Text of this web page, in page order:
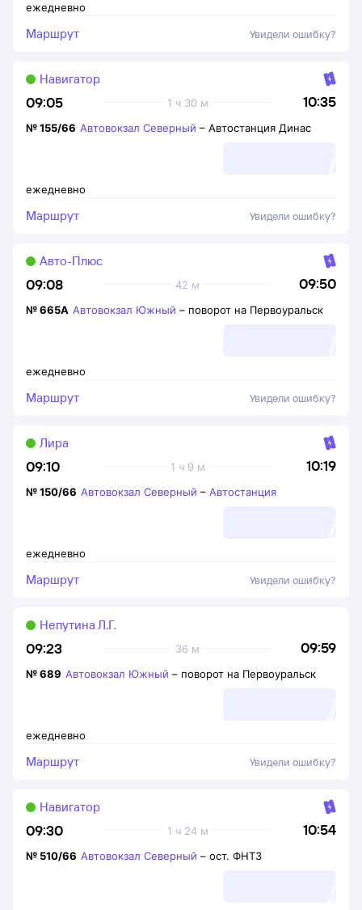
ежедневно
Маршрут Увидели ошибку?
09:05 10:35
1 ч 30 м
Навигатор
ежедневно
№155/66 Автовокзал Северный – Автостанция Динас
Маршрут Увидели ошибку?
09:08 09:50
42 м
Авто-Плюс
ежедневно
№665А Автовокзал Южный – поворот на Первоуральск
Маршрут Увидели ошибку?
09:10 10:19
1 ч 9 м
Лира
ежедневно
№150/66 Автовокзал Северный – Автостанция
Маршрут Увидели ошибку?
09:23 09:59
36 м
Непутина Л.Г.
ежедневно
№689 Автовокзал Южный – поворот на Первоуральск
Маршрут Увидели ошибку?
09:30 10:54
1 ч 24 м
Навигатор
№ 510/66 Автовокзал Северный – ост. ФНТЗ